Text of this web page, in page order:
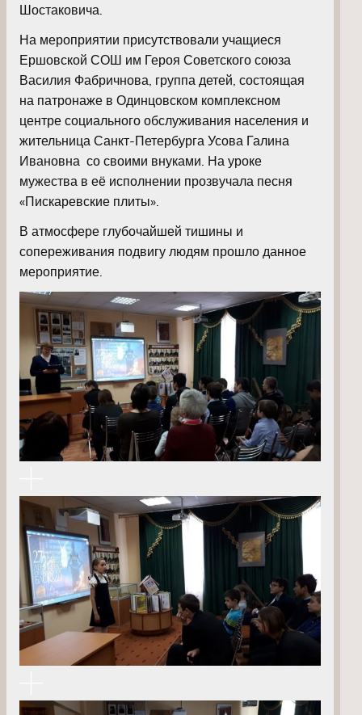
Шостаковича.
На мероприятии присутствовали учащиеся
Ершовской СОШ им Героя Советского союза
Василия Фабричнова, группа детей, состоящая
на патронаже в Одинцовском комплексном
центре социального обслуживания населения и
жительница Санкт-Петербурга Усова Галина
Ивановна со своими внуками. На уроке
мужества в её исполнении прозвучала песня
«Пискаревские плиты».
В атмосфере глубочайшей тишины и
сопереживания подвигу людям прошло данное
мероприятие.